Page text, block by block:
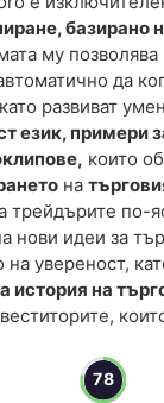
базирано
му
да
развиват
език, примери
които
на
трейдърите по-
нови идеи за
на увереност,
история на
78